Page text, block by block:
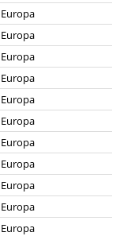
Europa
Europa
Europa
Europa
Europa
Europa
Europa
Europa
Europa
Europa
Europa